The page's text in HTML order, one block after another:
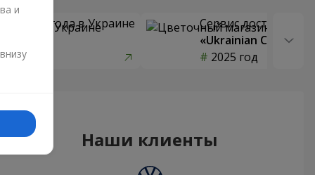
цветов года в Украине
Сервис доставки
«Ukrainian Choice»
2025 год
Наши клиенты
и